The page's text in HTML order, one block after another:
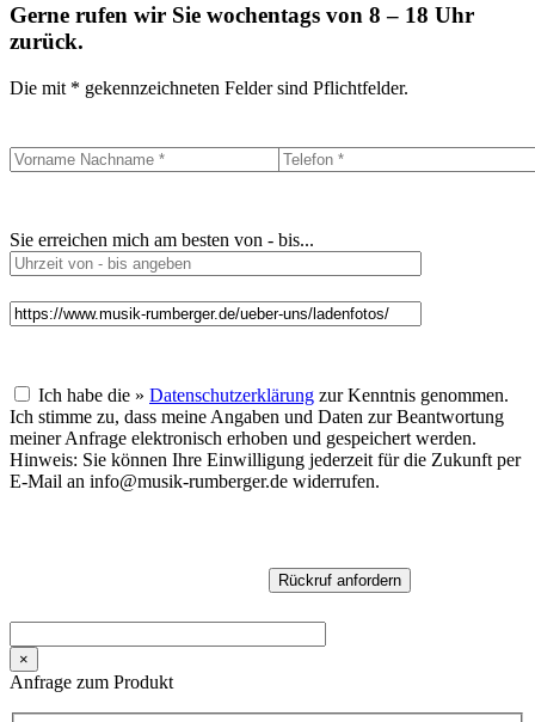
Gerne rufen wir Sie wochentags von 8 – 18 Uhr
zurück.
Die mit * gekennzeichneten Felder sind Pflichtfelder.
Sie erreichen mich am besten von - bis...
Ich habe die » Datenschutzerklärung zur Kenntnis genommen.
Ich stimme zu, dass meine Angaben und Daten zur Beantwortung
meiner Anfrage elektronisch erhoben und gespeichert werden.
Hinweis: Sie können Ihre Einwilligung jederzeit für die Zukunft per
E-Mail an info@musik-rumberger.de widerrufen.
×
Anfrage zum Produkt